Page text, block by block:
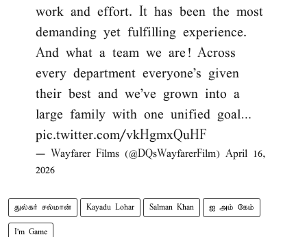
work and effort. It has been the most
demanding yet fulfilling experience.
And what a team we are! Across
every department everyone’s given
their best and we’ve grown into a
large family with one unified goal…
pic.twitter.com/vkHgmxQuHF
— Wayfarer Films (@DQsWayfarerFilm) April 16,
2026
துல்கர் சல்மான் Kayadu Lohar Salman Khan ஐ அம் கேம்
I'm Game